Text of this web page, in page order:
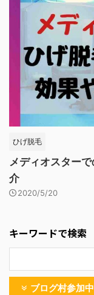
ひげ脱毛
メディオスター
介
2020/5/20
キーワードで検索
ブログ村参加中